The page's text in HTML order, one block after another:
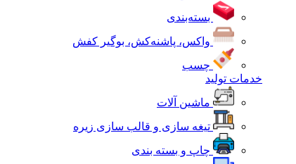
بسته‌بندی
واکس، پاشنه‌کش، بوگیر کفش
چسب
خدمات تولید
ماشین آلات
تیغه سازی و قالب سازی زیره
چاپ و بسته بندی